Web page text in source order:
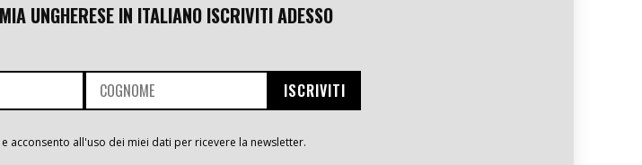
UNGHERESE IN ITALIANO ISCRIVITI ADESSO
acconsento all'uso dei miei dati per ricevere la newsletter.